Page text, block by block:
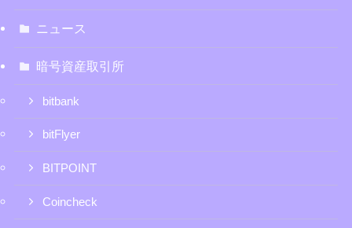
ニュース
暗号資産取引所
bitbank
bitFlyer
BITPOINT
Coincheck